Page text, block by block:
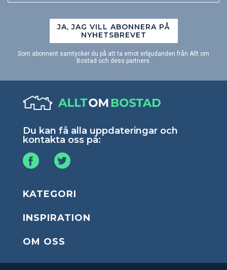
JA, JAG VILL ABONNERA PÅ
NYHETSBREVET
Som abonnent samtycker du på att ta emot erbjudanden från Allt om
Bostad och dess partners.
Du kan få alla uppdateringar och
kontakta oss på:
KATEGORI
INSPIRATION
OM OSS